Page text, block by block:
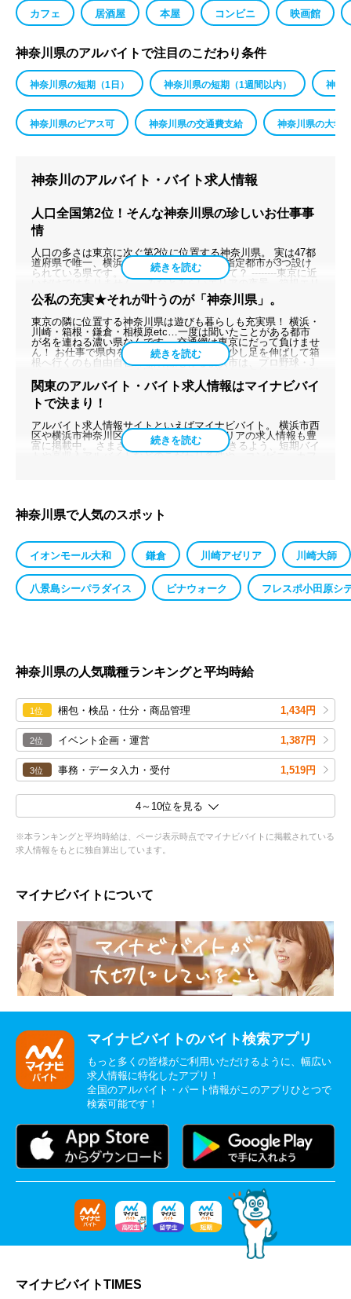
カフェ 居酒屋 本屋 コンビニ 映画館
神奈川県のアルバイトで注目のこだわり条件
神奈川県の短期（1日） 神奈川県の短期（1週間以内） 神奈
神奈川県のピアス可 神奈川県の交通費支給 神奈川県の大学
神奈川のアルバイト・バイト求人情報
人口全国第2位！そんな神奈川県の珍しいお仕事事
情
人口の多さは東京に次ぐ第2位に位置する神奈川県。 実は47都
道府県で唯一、横浜・川崎・相模原と政令指定都市が3つ設け
られている県です。 そんな神奈川の魅力って？ --------東京に近
いだけではありません。 みなとみらいエリアの夜景、箱根エリ
アの観光スポット、川崎エリアの交通便、相模原エリアの緑の
豊かさ、湘南エリアの海岸など、1つの県とは思えない程多く
の顔を持つのです。 東京都と神奈川県の間を横断する県境はい
わずと知れた多摩川。 多摩川の河川敷では小学生のスポーツク
ラブチームや趣味のランニング、悠々自適に楽器を吹く人な
ど、こちらも多種多様な楽しみ方が存在します◎ --------お仕事
事情はどう？ 人が多いから街も栄えている、つまりお仕事の数
もたくさん。 横浜の繁華街のサービス業をはじめ、箱根の観光
ども教育の塾関連も豊富に募集中です◎ 「好きをバイトにした
い」それが叶う可能性の宝庫、神奈川県！ 新しい自分を見つけ
られる、そんな魅力的な場所なんです★
公私の充実★それが叶うのが「神奈川県」。
東京の隣に位置する神奈川県は遊びも暮らしも充実県！ 横浜・
川崎・箱根・鎌倉・相模原etc…一度は聞いたことがある都市
が名を連ねる濃い県なんです。 交通網は東京にだって負けませ
ん！ お仕事で県内を駆け回るのも、週末は少し足を伸ばして箱
根へ行くのも自由自在★ 新幹線も停る横浜市は、プロ野球・J
いが繰り広げられている、そんな場所。 もちろんチケットもぎ
りや周辺の警備、会場準備のアルバイト求人など多数◎ 「野球
が好きで好きで同じ空気を吸いたくて応募しました！」 そんな
応募理由だってOK★ プライベートを楽しむのにも、好きなこ
とをバイトに選ぶのにもピッタリな神奈川県。 公私ともに充実
した生活が送れること、、それが神奈川最大の魅力といえるで
しょう。
関東のアルバイト・バイト求人情報はマイナビバイ
トで決まり！
アルバイト求人情報サイトといえばマイナビバイト。 横浜市西
区や横浜市神奈川区、藤沢市などの人気エリアの求人情報も豊
富に掲載中。 さまざまなご要望にお応えできるよう、短期バイ
トや高収入アルバイトなどのこだわり条件や、コンビニ、カフ
神奈川県で人気のスポット
イオンモール大和 鎌倉 川崎アゼリア 川崎大師
八景島シーパラダイス ビナウォーク フレスポ小田原シ
神奈川県の人気職種ランキングと平均時給
梱包・検品・仕分・商品管理
1位 1,434円
イベント企画・運営
2位 1,387円
事務・データ入力・受付
3位 1,519円
4～10位を見る
※本ランキングと平均時給は、ページ表示時点でマイナビバイトに掲載されている
求人情報をもとに独自算出しています。
マイナビバイトについて
マイナビバイトのバイト検索アプリ
もっと多くの皆様がご利用いただけるように、幅広い
求人情報に特化したアプリ！
全国のアルバイト・パート情報がこのアプリひとつで
検索可能です！
マイナビバイトTIMES